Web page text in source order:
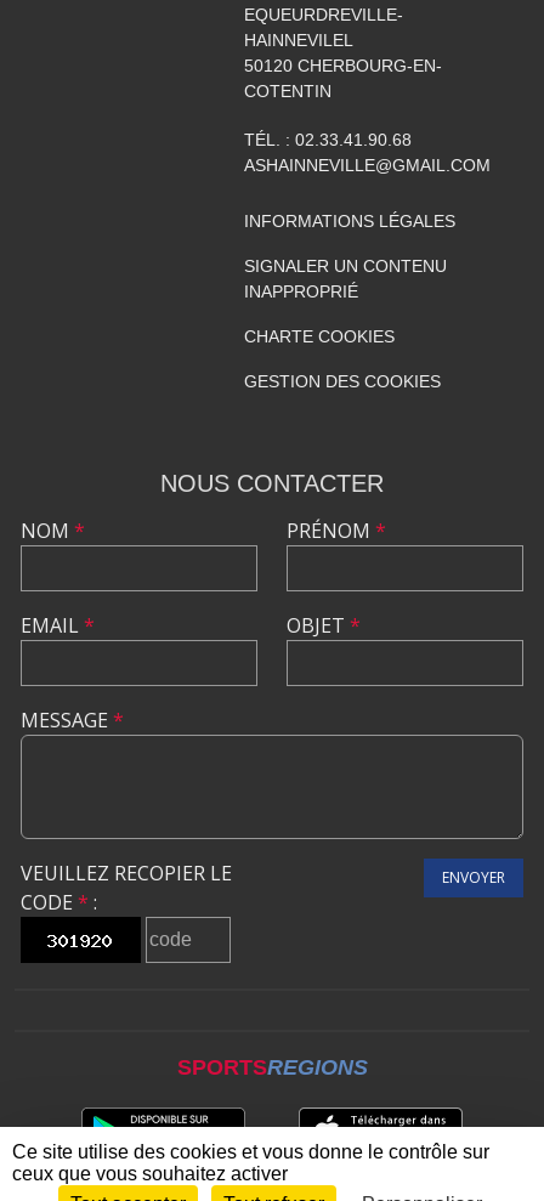
EQUEURDREVILLE-
HAINNEVILEL
50120 CHERBOURG-EN-
COTENTIN
TÉL. : 02.33.41.90.68
ASHAINNEVILLE@GMAIL.COM
INFORMATIONS LÉGALES
SIGNALER UN CONTENU
INAPPROPRIÉ
CHARTE COOKIES
GESTION DES COOKIES
NOUS CONTACTER
NOM *
EMAIL*
PRÉNOM *
OBJET *
MESSAGE *
VEUILLEZ RECOPIER LE
CODE * :
ENVOYER
SPORTSREGIONS
Ce site utilise des cookies et vous donne le contrôle sur
ceux que vous souhaitez activer